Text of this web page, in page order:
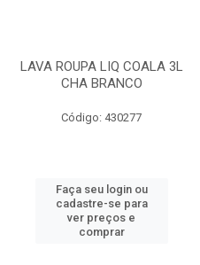
LAVA ROUPA LIQ COALA 3L
CHA BRANCO
Código: 430277
Faça seu login ou
cadastre-se para
ver preços e
comprar